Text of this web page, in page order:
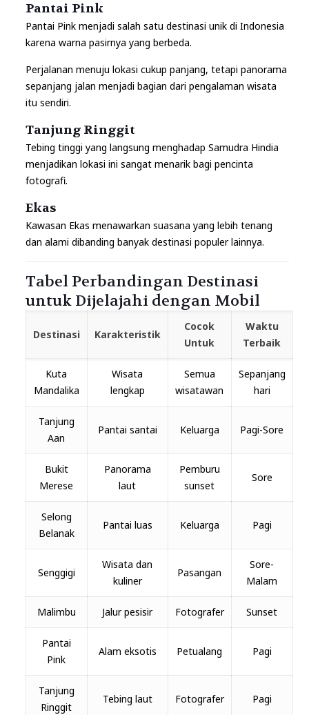
Pantai Pink
Pantai Pink menjadi salah satu destinasi unik di Indonesia
karena warna pasirnya yang berbeda.
Perjalanan menuju lokasi cukup panjang, tetapi panorama
sepanjang jalan menjadi bagian dari pengalaman wisata
itu sendiri.
Tanjung Ringgit
Tebing tinggi yang langsung menghadap Samudra Hindia
menjadikan lokasi ini sangat menarik bagi pencinta
fotografi.
Ekas
Kawasan Ekas menawarkan suasana yang lebih tenang
dan alami dibanding banyak destinasi populer lainnya.
Tabel Perbandingan Destinasi
untuk Dijelajahi dengan Mobil
Destinasi Karakteristik
Cocok
Untuk
Waktu
Terbaik
Kuta
Mandalika
Wisata
lengkap
Semua
wisatawan
Sepanjang
hari
Tanjung
Aan
Pantai santai Keluarga Pagi-Sore
Bukit
Merese
Panorama
laut
Pemburu
sunset
Sore
Selong
Belanak
Pantai luas Keluarga Pagi
Senggigi
Wisata dan
kuliner
Pasangan
Sore-
Malam
Malimbu Jalur pesisir Fotografer Sunset
Pantai
Pink
Alam eksotis Petualang Pagi
Tanjung
Ringgit
Tebing laut Fotografer Pagi